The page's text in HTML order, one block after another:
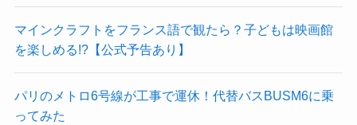
マインクラフトをフランス語で観たら？子どもは映画館
を楽しめる!?【公式予告あり】
パリのメトロ6号線が工事で運休！代替バスBUSM6に乗
ってみた